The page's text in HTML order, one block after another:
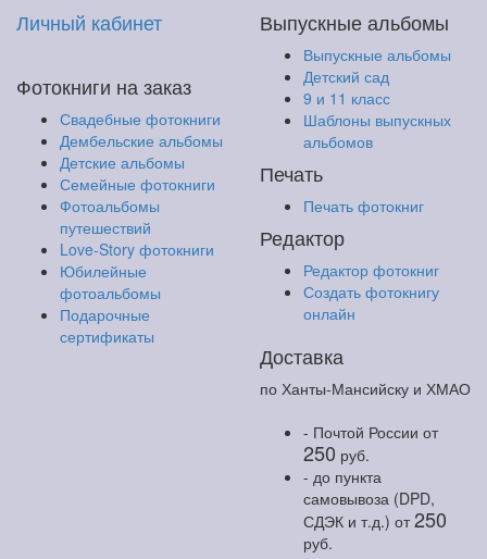
Личный кабинет
Фотокниги на заказ
Свадебные фотокниги
Дембельские альбомы
Детские альбомы
Семейные фотокниги
Фотоальбомы
путешествий
Love-Story фотокниги
Юбилейные
фотоальбомы
Подарочные
сертификаты
Выпускные альбомы
Выпускные альбомы
Детский сад
9 и 11 класс
Шаблоны выпускных
альбомов
Печать
Печать фотокниг
Редактор
Редактор фотокниг
Создать фотокнигу
онлайн
Доставка
по Ханты-Мансийску и ХМАО
- Почтой России от
250 руб.
- до пункта
самовывоза (DPD,
СДЭК и т.д.) от250
руб.